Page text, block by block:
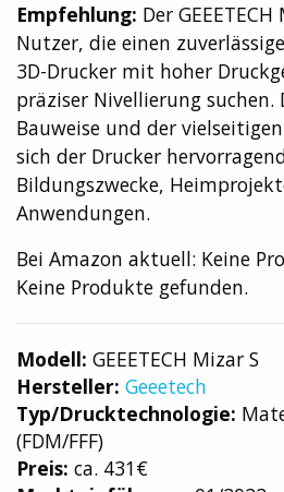
Empfehlung: Der
Nutzer, die einen
3D-Drucker mit hoher
präziser Nivellierung
Bauweise und der
sich der Drucker
Bildungszwecke,
Anwendungen.
Bei Amazon aktuell: Keine
Keine Produkte gefunden.
Modell: GEEETECH Mizar S
Hersteller: Geeetech
Typ/Drucktechnologie:
(FDM/FFF)
Preis: ca. 431€